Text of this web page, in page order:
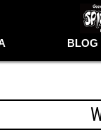
BLOG